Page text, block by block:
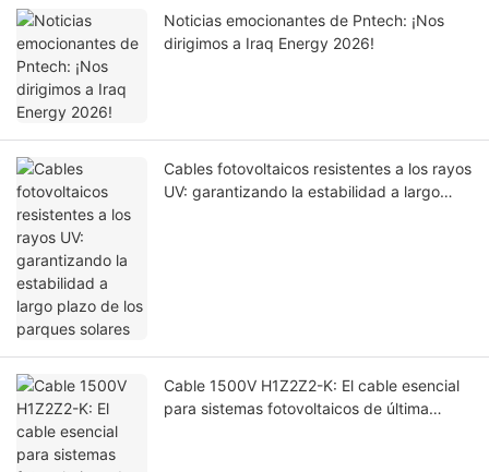
Noticias emocionantes de Pntech: ¡Nos
dirigimos a Iraq Energy 2026!
Cables fotovoltaicos resistentes a los rayos
UV: garantizando la estabilidad a largo
Cable 1500V H1Z2Z2-K: El cable esencial
para sistemas fotovoltaicos de última